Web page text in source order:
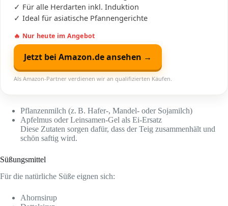
✓ Für alle Herdarten inkl. Induktion
✓ Ideal für asiatische Pfannengerichte
🔥 Nur heute im Angebot
Jetzt bei Amazon.de ansehen →
Als Amazon-Partner verdienen wir an qualifizierten Käufen.
Pflanzenmilch (z. B. Hafer-, Mandel- oder Sojamilch)
Apfelmus oder Leinsamen-Gel als Ei-Ersatz
Diese Zutaten sorgen dafür, dass der Teig zusammenhält und
schön saftig wird.
Süßungsmittel
Für die natürliche Süße eignen sich:
Ahornsirup